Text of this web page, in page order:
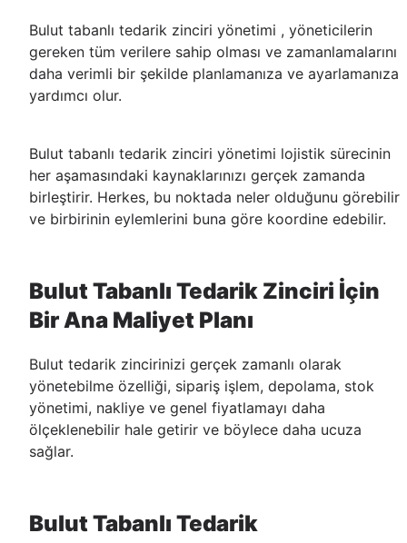
Bulut tabanlı tedarik zinciri yönetimi , yöneticilerin
gereken tüm verilere sahip olması ve zamanlamalarını
daha verimli bir şekilde planlamanıza ve ayarlamanıza
yardımcı olur.
Bulut tabanlı tedarik zinciri yönetimi lojistik sürecinin
her aşamasındaki kaynaklarınızı gerçek zamanda
birleştirir. Herkes, bu noktada neler olduğunu görebilir
ve birbirinin eylemlerini buna göre koordine edebilir.
Bulut Tabanlı Tedarik Zinciri İçin
Bir Ana Maliyet Planı
Bulut tedarik zincirinizi gerçek zamanlı olarak
yönetebilme özelliği, sipariş işlem, depolama, stok
yönetimi, nakliye ve genel fiyatlamayı daha
ölçeklenebilir hale getirir ve böylece daha ucuza
sağlar.
Bulut Tabanlı Tedarik